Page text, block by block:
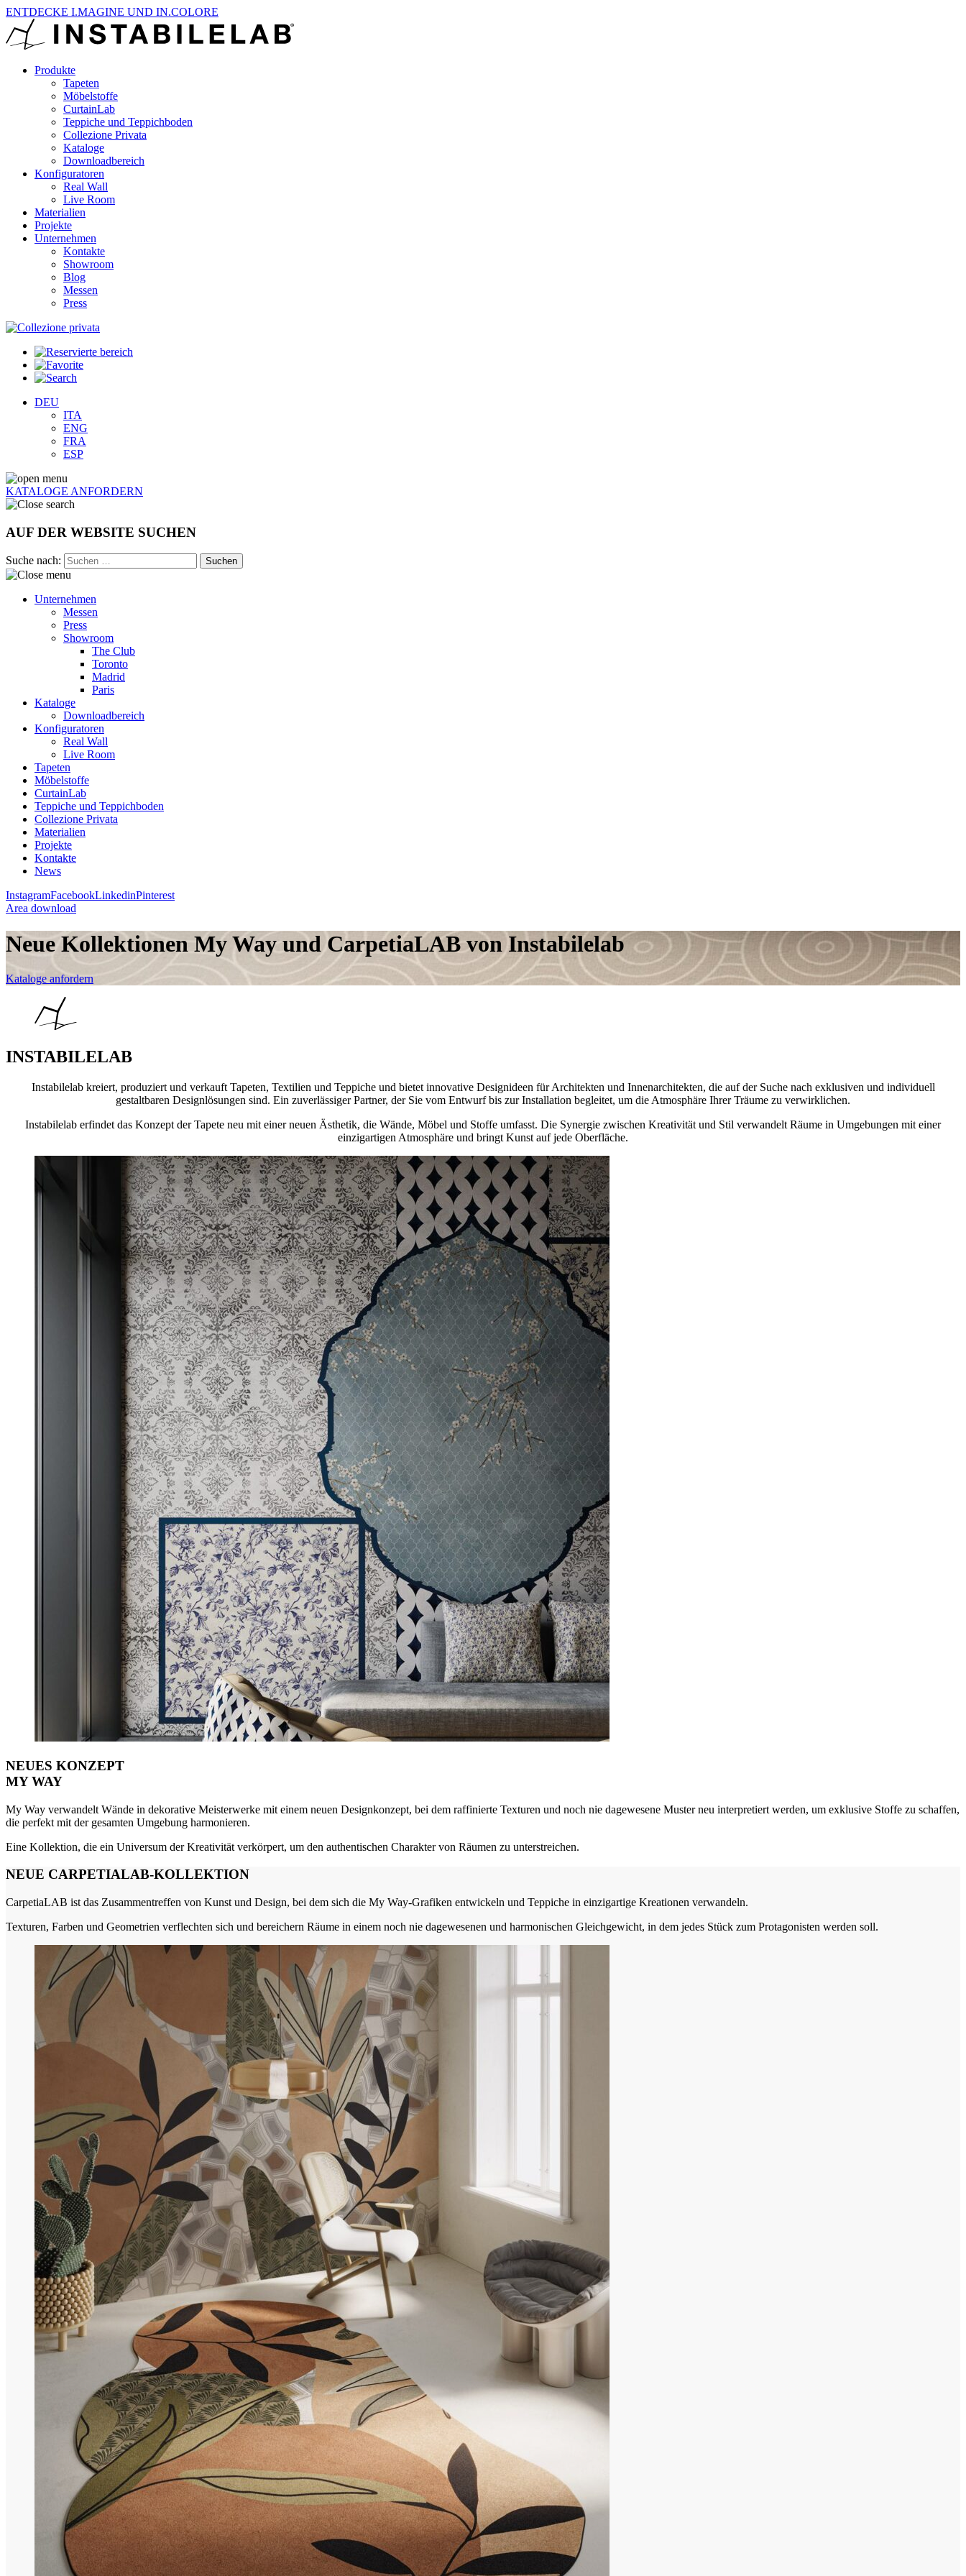
ENTDECKE I.MAGINE UND IN.COLORE
Produkte
Tapeten
Möbelstoffe
CurtainLab
Teppiche und Teppichboden
Collezione Privata
Kataloge
Downloadbereich
Konfiguratoren
Real Wall
Live Room
Materialien
Projekte
Unternehmen
Kontakte
Showroom
Blog
Messen
Press
DEU
ITA
ENG
FRA
ESP
KATALOGE ANFORDERN
AUF DER WEBSITE SUCHEN
Suche nach:
Unternehmen
Messen
Press
Showroom
The Club
Toronto
Madrid
Paris
Kataloge
Downloadbereich
Konfiguratoren
Real Wall
Live Room
Tapeten
Möbelstoffe
CurtainLab
Teppiche und Teppichboden
Collezione Privata
Materialien
Projekte
Kontakte
News
InstagramFacebookLinkedinPinterest
Area download
Neue Kollektionen My Way und CarpetiaLAB von Instabilelab
Kataloge anfordern
INSTABILELAB
Instabilelab kreiert, produziert und verkauft Tapeten, Textilien und Teppiche und bietet innovative Designideen für Architekten und Innenarchitekten, die auf der Suche nach exklusiven und individuell
gestaltbaren Designlösungen sind. Ein zuverlässiger Partner, der Sie vom Entwurf bis zur Installation begleitet, um die Atmosphäre Ihrer Träume zu verwirklichen.
Instabilelab erfindet das Konzept der Tapete neu mit einer neuen Ästhetik, die Wände, Möbel und Stoffe umfasst. Die Synergie zwischen Kreativität und Stil verwandelt Räume in Umgebungen mit einer
einzigartigen Atmosphäre und bringt Kunst auf jede Oberfläche.
NEUES KONZEPT
MY WAY
My Way verwandelt Wände in dekorative Meisterwerke mit einem neuen Designkonzept, bei dem raffinierte Texturen und noch nie dagewesene Muster neu interpretiert werden, um exklusive Stoffe zu schaffen,
die perfekt mit der gesamten Umgebung harmonieren.
Eine Kollektion, die ein Universum der Kreativität verkörpert, um den authentischen Charakter von Räumen zu unterstreichen.
NEUE CARPETIALAB-KOLLEKTION
CarpetiaLAB ist das Zusammentreffen von Kunst und Design, bei dem sich die My Way-Grafiken entwickeln und Teppiche in einzigartige Kreationen verwandeln.
Texturen, Farben und Geometrien verflechten sich und bereichern Räume in einem noch nie dagewesenen und harmonischen Gleichgewicht, in dem jedes Stück zum Protagonisten werden soll.